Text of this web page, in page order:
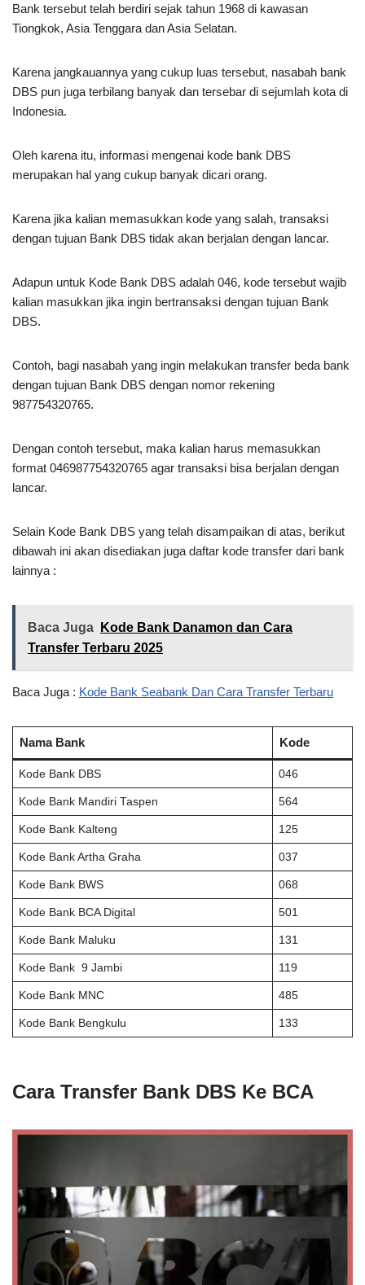
Bank tersebut telah berdiri sejak tahun 1968 di kawasan
Tiongkok, Asia Tenggara dan Asia Selatan.
Karena jangkauannya yang cukup luas tersebut, nasabah bank
DBS pun juga terbilang banyak dan tersebar di sejumlah kota di
Indonesia.
Oleh karena itu, informasi mengenai kode bank DBS
merupakan hal yang cukup banyak dicari orang.
Karena jika kalian memasukkan kode yang salah, transaksi
dengan tujuan Bank DBS tidak akan berjalan dengan lancar.
Adapun untuk Kode Bank DBS adalah 046, kode tersebut wajib
kalian masukkan jika ingin bertransaksi dengan tujuan Bank
DBS.
Contoh, bagi nasabah yang ingin melakukan transfer beda bank
dengan tujuan Bank DBS dengan nomor rekening
987754320765.
Dengan contoh tersebut, maka kalian harus memasukkan
format 046987754320765 agar transaksi bisa berjalan dengan
lancar.
Selain Kode Bank DBS yang telah disampaikan di atas, berikut
dibawah ini akan disediakan juga daftar kode transfer dari bank
lainnya :
Baca Juga
Kode Bank Danamon dan Cara
Transfer Terbaru 2025
Baca Juga : Kode Bank Seabank Dan Cara Transfer Terbaru
Nama Bank Kode
Kode Bank DBS 046
Kode Bank Mandiri Taspen 564
Kode Bank Kalteng 125
Kode Bank Artha Graha 037
Kode Bank BWS 068
Kode Bank BCA Digital 501
Kode Bank Maluku 131
Kode Bank 9 Jambi 119
Kode Bank MNC 485
Kode Bank Bengkulu 133
Cara Transfer Bank DBS Ke BCA